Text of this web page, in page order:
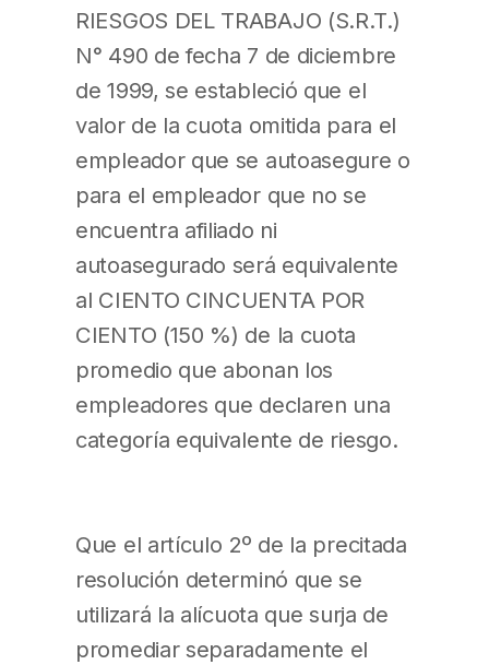
RIESGOS DEL TRABAJO (S.R.T.)
N° 490 de fecha 7 de diciembre
de 1999, se estableció que el
valor de la cuota omitida para el
empleador que se autoasegure o
para el empleador que no se
encuentra afiliado ni
autoasegurado será equivalente
al CIENTO CINCUENTA POR
CIENTO (150 %) de la cuota
promedio que abonan los
empleadores que declaren una
categoría equivalente de riesgo.
Que el artículo 2º de la precitada
resolución determinó que se
utilizará la alícuota que surja de
promediar separadamente el